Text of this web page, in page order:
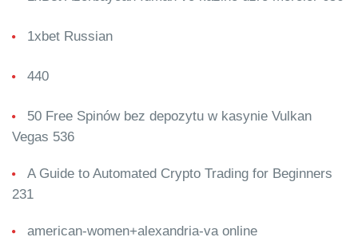
1xbet Russian
440
50 Free Spinów bez depozytu w kasynie Vulkan
Vegas 536
A Guide to Automated Crypto Trading for Beginners
231
american-women+alexandria-va online